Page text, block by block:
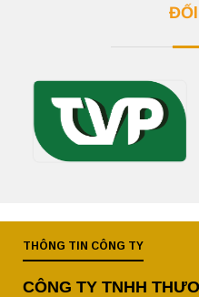
THÔNG TIN CÔNG TY
CÔNG TY TNHH